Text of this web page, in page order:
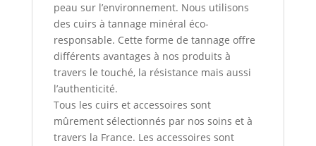
peau sur l’environnement. Nous utilisons
des cuirs à tannage minéral éco-
responsable. Cette forme de tannage offre
différents avantages à nos produits à
travers le touché, la résistance mais aussi
l’authenticité.
Tous les cuirs et accessoires sont
mûrement sélectionnés par nos soins et à
travers la France. Les accessoires sont